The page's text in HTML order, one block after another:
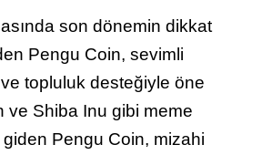
son dönemin dikkat
Pengu Coin, sevimli
topluluk desteğiyle öne
ve Shiba Inu gibi meme
giden Pengu Coin, mizahi